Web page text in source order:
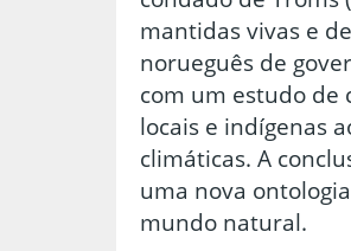
mantidas vivas e
norueguês de
com um estudo de
locais e indígenas
climáticas. A
uma nova
mundo natural.